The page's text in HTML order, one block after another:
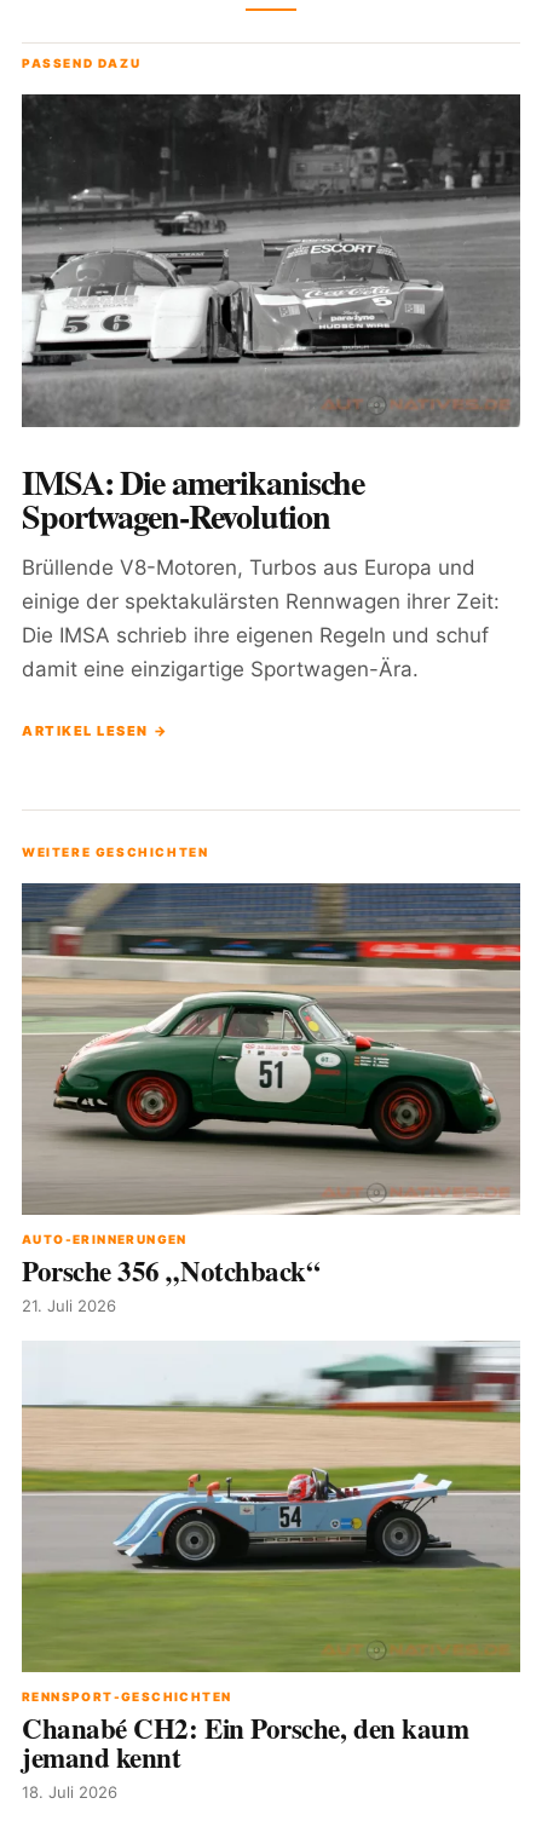
PASSEND DAZU
IMSA: Die amerikanische
Sportwagen-Revolution
Brüllende V8-Motoren, Turbos aus Europa und
einige der spektakulärsten Rennwagen ihrer Zeit:
Die IMSA schrieb ihre eigenen Regeln und schuf
damit eine einzigartige Sportwagen-Ära.
ARTIKEL LESEN →
WEITERE GESCHICHTEN
AUTO-ERINNERUNGEN
Porsche 356 „Notchback“
21. Juli 2026
RENNSPORT-GESCHICHTEN
Chanabé CH2: Ein Porsche, den kaum
jemand kennt
18. Juli 2026